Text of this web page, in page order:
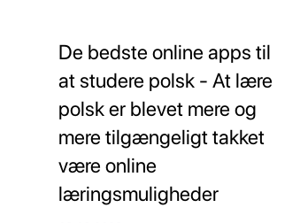
De bedste online apps til
at studere polsk - At lære
polsk er blevet mere og
mere tilgængeligt takket
være online
læringsmuligheder